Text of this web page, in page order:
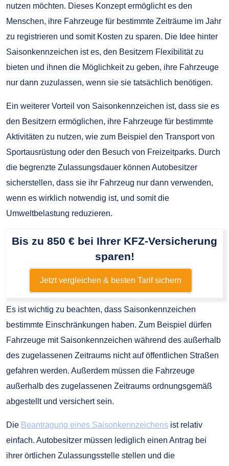
nutzen möchten. Dieses Konzept ermöglicht es den
Menschen, ihre Fahrzeuge für bestimmte Zeiträume im Jahr
zu registrieren und somit Kosten zu sparen. Die Idee hinter
Saisonkennzeichen ist es, den Besitzern Flexibilität zu
bieten und ihnen die Möglichkeit zu geben, ihre Fahrzeuge
nur dann zuzulassen, wenn sie sie tatsächlich benötigen.
Ein weiterer Vorteil von Saisonkennzeichen ist, dass sie es
den Besitzern ermöglichen, ihre Fahrzeuge für bestimmte
Aktivitäten zu nutzen, wie zum Beispiel den Transport von
Sportausrüstung oder den Besuch von Freizeitparks. Durch
die begrenzte Zulassungsdauer können Autobesitzer
sicherstellen, dass sie ihr Fahrzeug nur dann verwenden,
wenn es wirklich notwendig ist, und somit die
Umweltbelastung reduzieren.
Bis zu 850 € bei Ihrer KFZ-Versicherung
sparen!
Jetzt vergleichen & besten Tarif sichern
Es ist wichtig zu beachten, dass Saisonkennzeichen
bestimmte Einschränkungen haben. Zum Beispiel dürfen
Fahrzeuge mit Saisonkennzeichen während des außerhalb
des zugelassenen Zeitraums nicht auf öffentlichen Straßen
gefahren werden. Außerdem müssen die Fahrzeuge
außerhalb des zugelassenen Zeitraums ordnungsgemäß
abgestellt und versichert sein.
Die Beantragung eines Saisonkennzeichens ist relativ
einfach. Autobesitzer müssen lediglich einen Antrag bei
ihrer örtlichen Zulassungsstelle stellen und die